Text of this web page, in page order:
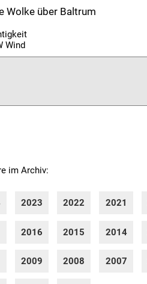
Wolke über Baltrum
Wind
im Archiv:
2023 2022 2021
2016 2015 2014
2009 2008 2007